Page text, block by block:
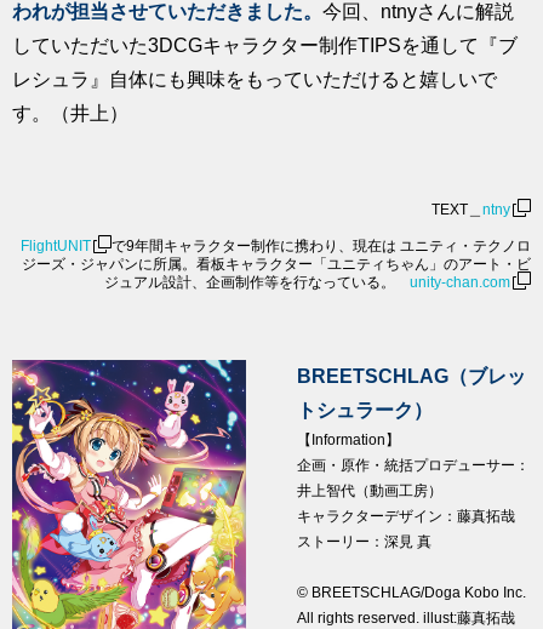
われが担当させていただきました。 今回、ntnyさんに解説
していただいた3DCGキャラクター制作TIPSを通して『ブ
レシュラ』自体にも興味をもっていただけると嬉しいで
す。（井上）
TEXT＿ ntny
FlightUNIT
で9年間キャラクター制作に携わり、現在は ユニティ・テクノロ
ジーズ・ジャパンに所属。看板キャラクター「ユニティちゃん」のアート・ビ
ジュアル設計、企画制作等を行なっている。 unity-chan.com
BREETSCHLAG（ブレッ
トシュラーク）
【Information】
企画・原作・統括プロデューサー：
井上智代（動画工房）
キャラクターデザイン：藤真拓哉
ストーリー：深見 真
© BREETSCHLAG/Doga Kobo Inc.
All rights reserved. illust:藤真拓哉